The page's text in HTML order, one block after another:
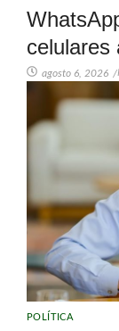
celulares
agosto 6, 2026 /
POLÍTICA